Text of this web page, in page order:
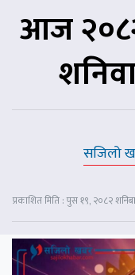
आज
सजिलो
प्रकाशित मिति : पुस १९, २०८२